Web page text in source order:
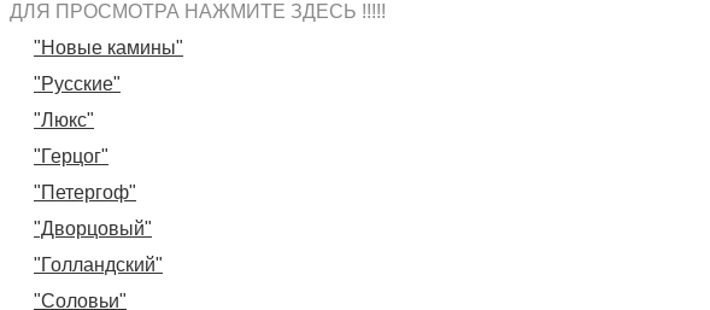
ДЛЯ ПРОСМОТРА НАЖМИТЕ ЗДЕСЬ !!!!!
"Новые камины"
"Русские"
"Люкс"
"Герцог"
"Петергоф"
"Дворцовый"
"Голландский"
"Соловьи"